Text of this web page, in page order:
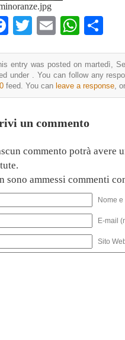
Facebook
Twitter
Email
entry was posted on martedì,
under . You can follow any
feed. You can leave a response ,
un commento
commento potrà avere
sono ammessi commenti
Nome
E-mail
Sito